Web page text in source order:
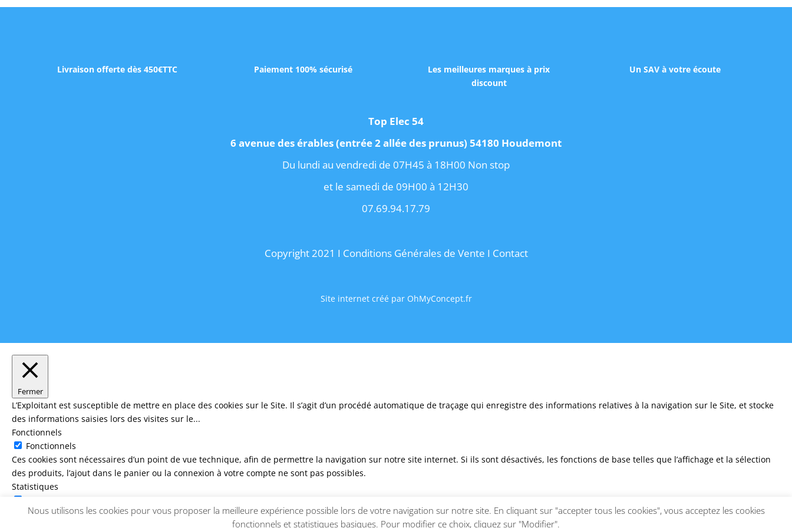
Livraison offerte dès 450€TTC Paiement 100% sécurisé
Les meilleures marques à prix
discount
Un SAV à votre écoute
Top Elec 54
6 avenue des érables (entrée 2 allée des prunus) 54180 Houdemont
Du lundi au vendredi de 07H45 à 18H00 Non stop
et le samedi de 09H00 à 12H30
07.69.94.17.79
Copyright 2021 I Conditions Générales de Vente I Contact
Site internet créé par OhMyConcept.fr
Nous utilisons les cookies pour vous proposer la meilleure expérience possible lors de votre navigation sur notre site. En cliquant sur "accepter tous les cookies", vous acceptez les cookies
fonctionnels et statistiques basiques. Pour modifier ce choix, cliquez sur "Modifier".
Fermer
L’Exploitant est susceptible de mettre en place des cookies sur le Site. Il s’agit d’un procédé automatique de traçage qui enregistre des informations relatives à la navigation sur le Site, et stocke
des informations saisies lors des visites sur le...
Fonctionnels
Fonctionnels
Ces cookies sont nécessaires d’un point de vue technique, afin de permettre la navigation sur notre site internet. Si ils sont désactivés, les fonctions de base telles que l’affichage et la sélection
des produits, l’ajout dans le panier ou la connexion à votre compte ne sont pas possibles.
Statistiques
Nous utilisons des cookies à des fins de statistiques internes, afin de mieux comprendre votre comportement en tant qu’utilisateur, de faciliter votre navigation sur nos pages, et pour mieux